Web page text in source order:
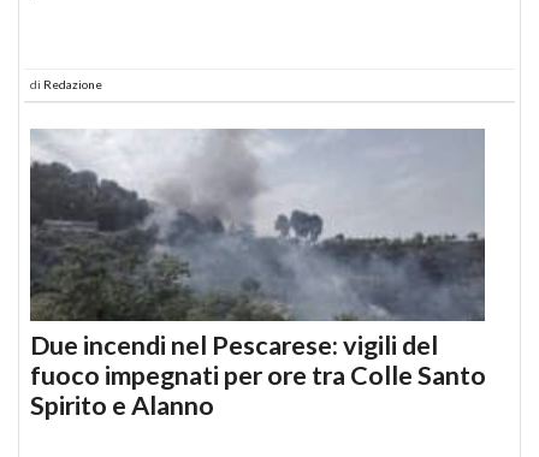
di Redazione
Due incendi nel Pescarese: vigili del
fuoco impegnati per ore tra Colle Santo
Spirito e Alanno